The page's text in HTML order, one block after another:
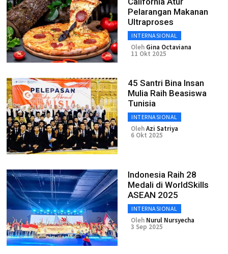
Pelarangan Makanan
Ultraproses
INTERNASIONAL
Oleh Gina Octaviana
11 Okt 2025
45 Santri Bina Insan
Mulia Raih Beasiswa
Tunisia
INTERNASIONAL
OlehAzi Satriya
6 Okt 2025
Indonesia Raih 28
Medali di WorldSkills
ASEAN 2025
INTERNASIONAL
Oleh Nurul Nursyecha
3 Sep 2025